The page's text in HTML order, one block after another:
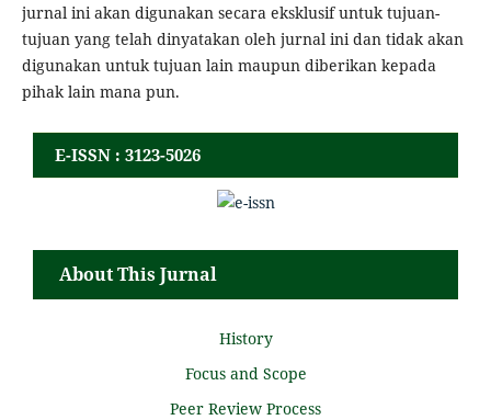
jurnal ini akan digunakan secara eksklusif untuk tujuan-
tujuan yang telah dinyatakan oleh jurnal ini dan tidak akan
digunakan untuk tujuan lain maupun diberikan kepada
pihak lain mana pun.
E-ISSN : 3123-5026
About This Jurnal
History
Focus and Scope
Peer Review Process